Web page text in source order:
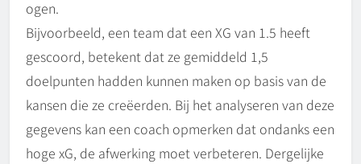
ogen.
Bijvoorbeeld, een team dat een XG van 1.5 heeft
gescoord, betekent dat ze gemiddeld 1,5
doelpunten hadden kunnen maken op basis van de
kansen die ze creëerden. Bij het analyseren van deze
gegevens kan een coach opmerken dat ondanks een
hoge xG, de afwerking moet verbeteren. Dergelijke